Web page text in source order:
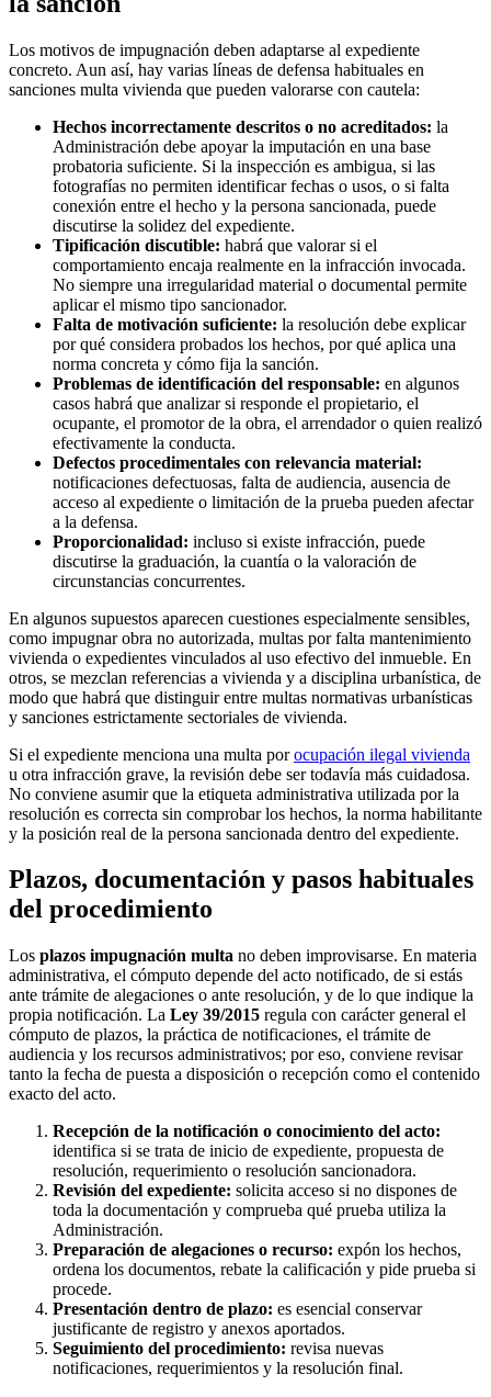
Los motivos de impugnación deben adaptarse al expediente
concreto. Aun así, hay varias líneas de defensa habituales en
sanciones multa vivienda que pueden valorarse con cautela:
Hechos incorrectamente descritos o no acreditados: la
Administración debe apoyar la imputación en una base
probatoria suficiente. Si la inspección es ambigua, si las
fotografías no permiten identificar fechas o usos, o si falta
conexión entre el hecho y la persona sancionada, puede
discutirse la solidez del expediente.
Tipificación discutible: habrá que valorar si el
comportamiento encaja realmente en la infracción invocada.
No siempre una irregularidad material o documental permite
aplicar el mismo tipo sancionador.
Falta de motivación suficiente: la resolución debe explicar
por qué considera probados los hechos, por qué aplica una
norma concreta y cómo fija la sanción.
Problemas de identificación del responsable: en algunos
casos habrá que analizar si responde el propietario, el
ocupante, el promotor de la obra, el arrendador o quien realizó
efectivamente la conducta.
Defectos procedimentales con relevancia material:
notificaciones defectuosas, falta de audiencia, ausencia de
acceso al expediente o limitación de la prueba pueden afectar
a la defensa.
Proporcionalidad: incluso si existe infracción, puede
discutirse la graduación, la cuantía o la valoración de
circunstancias concurrentes.
En algunos supuestos aparecen cuestiones especialmente sensibles,
como impugnar obra no autorizada, multas por falta mantenimiento
vivienda o expedientes vinculados al uso efectivo del inmueble. En
otros, se mezclan referencias a vivienda y a disciplina urbanística, de
modo que habrá que distinguir entre multas normativas urbanísticas
y sanciones estrictamente sectoriales de vivienda.
Si el expediente menciona una multa porocupación ilegal vivienda
u otra infracción grave, la revisión debe ser todavía más cuidadosa.
No conviene asumir que la etiqueta administrativa utilizada por la
resolución es correcta sin comprobar los hechos, la norma habilitante
y la posición real de la persona sancionada dentro del expediente.
Plazos, documentación y pasos habituales
del procedimiento
Los plazos impugnación multa no deben improvisarse. En materia
administrativa, el cómputo depende del acto notificado, de si estás
ante trámite de alegaciones o ante resolución, y de lo que indique la
propia notificación. La Ley 39/2015 regula con carácter general el
cómputo de plazos, la práctica de notificaciones, el trámite de
audiencia y los recursos administrativos; por eso, conviene revisar
tanto la fecha de puesta a disposición o recepción como el contenido
exacto del acto.
Recepción de la notificación o conocimiento del acto:
identifica si se trata de inicio de expediente, propuesta de
resolución, requerimiento o resolución sancionadora.
Revisión del expediente: solicita acceso si no dispones de
toda la documentación y comprueba qué prueba utiliza la
Administración.
Preparación de alegaciones o recurso: expón los hechos,
ordena los documentos, rebate la calificación y pide prueba si
procede.
Presentación dentro de plazo: es esencial conservar
justificante de registro y anexos aportados.
Seguimiento del procedimiento: revisa nuevas
notificaciones, requerimientos y la resolución final.